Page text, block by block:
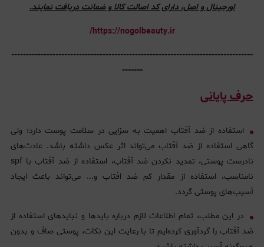
اورجینال و اصل، دارای کد اصالت کالا و ضمانت دریافت نمایند.
https://nogolbeauty.ir/
----------------------------------------------------------------------------------
-------
حرف پایانی
استفاده از ضد آفتاب اهمیت به سزایی در سلامت پوست دارد؛ ولی
گاهی استفاده از ضد آفتاب می‌تواند اثر عکس داشته باشد. عادت‌های
نادرست پوستی، تمدید نکردن ضد آفتاب، استفاده از ضد آفتاب با spf
نامناسب، استفاده از مقدار کم ضد افتاب و... می‌تواند باعث ایجاد
آسیب‌های پوستی گردد.
در این مطلب، تمام اطلاعات لازم درباره باید‌ها و نبایدهای استفاده از
ضد آفتاب را گردآوری کرده‌ایم تا با رعایت این نکات، پوستی صاف و بدون